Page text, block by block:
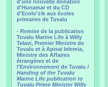
d'une nouvelle donation
d'Hunamar et du CD
d'Ecolo'zik aux écoles
primaires de Tuvalu
- Remise de la publication
Tuvalu Marine Life à Willy
Telavi, Premier Ministre de
Tuvalu et à Apisai Ielemia,
Ministre des Affaires
étrangères et de
l'Environnement de Tuvalu /
Handing of the Tuvalu
Marine Life publication to
Tuvalu Prime Minister Willy